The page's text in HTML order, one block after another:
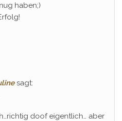
haben;)
sagt:
doof eigentlich… aber